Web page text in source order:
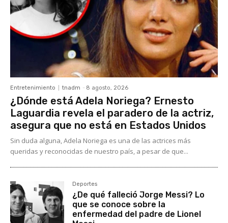
Entretenimiento tnadm - 8 agosto, 2026
¿Dónde está Adela Noriega? Ernesto
Laguardia revela el paradero de la actriz,
asegura que no está en Estados Unidos
Sin duda alguna, Adela Noriega es una de las actrices más
queridas y reconocidas de nuestro país, a pesar de que...
Deportes
¿De qué falleció Jorge Messi? Lo
que se conoce sobre la
enfermedad del padre de Lionel